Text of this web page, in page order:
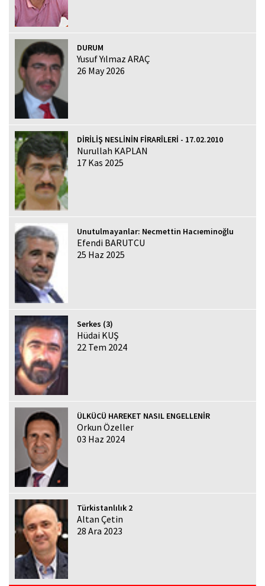
DURUM
Yusuf Yılmaz ARAÇ
26 May 2026
DİRİLİŞ NESLİNİN FİRARÎLERİ - 17.02.2010
Nurullah KAPLAN
17 Kas 2025
Unutulmayanlar: Necmettin Hacıeminoğlu
Efendi BARUTCU
25 Haz 2025
Serkes (3)
Hüdai KUŞ
22 Tem 2024
ÜLKÜCÜ HAREKET NASIL ENGELLENİR
Orkun Özeller
03 Haz 2024
Türkistanlılık 2
Altan Çetin
28 Ara 2023